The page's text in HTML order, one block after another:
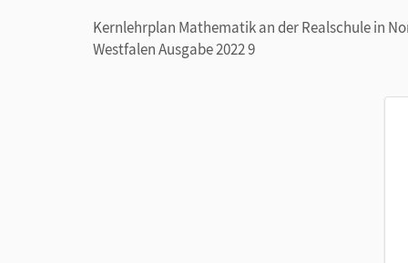
Kernlehrplan Mathematik an der Realschule in
Westfalen Ausgabe 2022 9